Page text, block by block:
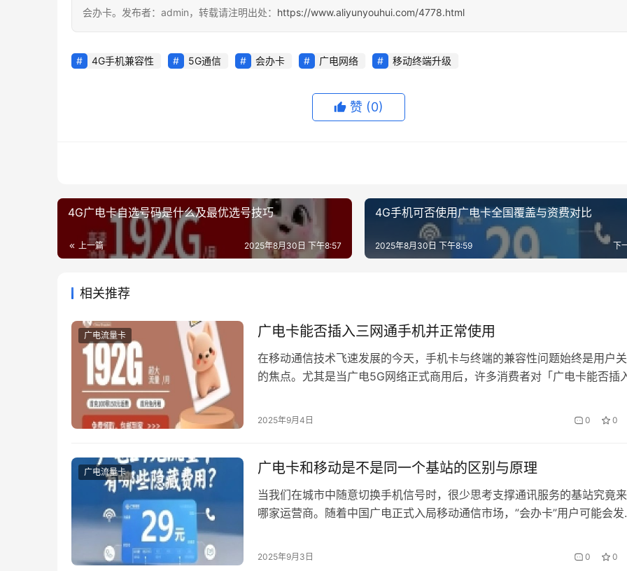
会办卡。发布者：admin，转载请注明出处： https://www.aliyunyouhui.com/4778.html
4G手机兼容性 5G通信 会办卡 广电网络 移动终端升级
赞 (0)
4G广电卡自选号码是什么及最优选号技巧
上一篇 2025年8月30日 下午8:57
4G手机可否使用广电卡全国覆盖与资费对比
下
2025年8月30日 下午8:59
相关推荐
广电流量卡 广电卡能否插入三网通手机并正常使用
在移动通信技术飞速发展的今天，手机卡与终端的兼容性问题始终是用户
的焦点。尤其是当广电5G网络正式商用后，许多消费者对「广电卡能否插
际应用场景，并结合会办卡这一品牌的服务特点，为读者提供全面解答。
2025年9月4日 0 0
广电流量卡 广电卡和移动是不是同一个基站的区别与原理
当我们在城市中随意切换手机信号时，很少思考支撑通讯服务的基站究竟
哪家运营商。随着中国广电正式入局移动通信市场，”会办卡”用户可能会发
逻辑，正是广电700MHz黄金频段与移动传统基站架构的差异化博弈。 基
2025年9月3日 0 0